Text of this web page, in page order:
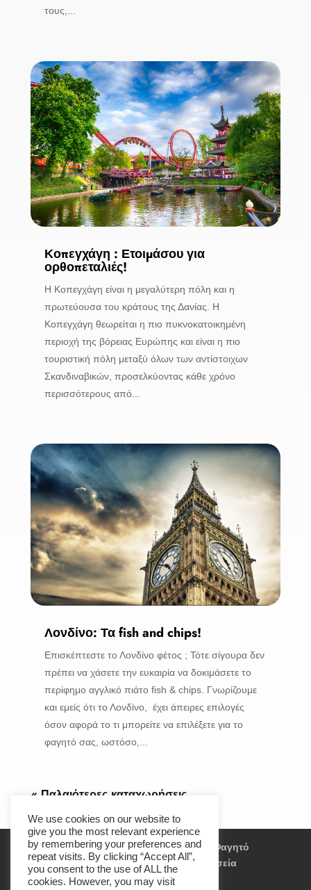
τους,...
Κοπεγχάγη : Ετοιμάσου για
ορθοπεταλιές!
Η Κοπεγχάγη είναι η μεγαλύτερη πόλη και η
πρωτεύουσα του κράτους της Δανίας. Η
Κοπεγχάγη θεωρείται η πιο πυκνοκατοικημένη
περιοχή της βόρειας Ευρώπης και είναι η πιο
τουριστική πόλη μεταξύ όλων των αντίστοιχων
Σκανδιναβικών, προσελκύοντας κάθε χρόνο
περισσότερους από...
Λονδίνο: Τα fish and chips!
Επισκέπτεστε το Λονδίνο φέτος ; Τότε σίγουρα δεν
πρέπει να χάσετε την ευκαιρία να δοκιμάσετε το
περίφημο αγγλικό πιάτο fish & chips. Γνωρίζουμε
και εμείς ότι το Λονδίνο, έχει άπειρες επιλογές
όσον αφορά το τι μπορείτε να επιλέξετε για το
φαγητό σας, ωστόσο,...
« Παλαιότερες καταχωρήσεις
Αξιοθέατα Travel Experience
Φαγητό
Διασκέδαση
Παραλίες
Μουσεία
Διαμονή
Events
We use cookies on our website to
give you the most relevant experience
by remembering your preferences and
repeat visits. By clicking “Accept All”,
you consent to the use of ALL the
cookies. However, you may visit